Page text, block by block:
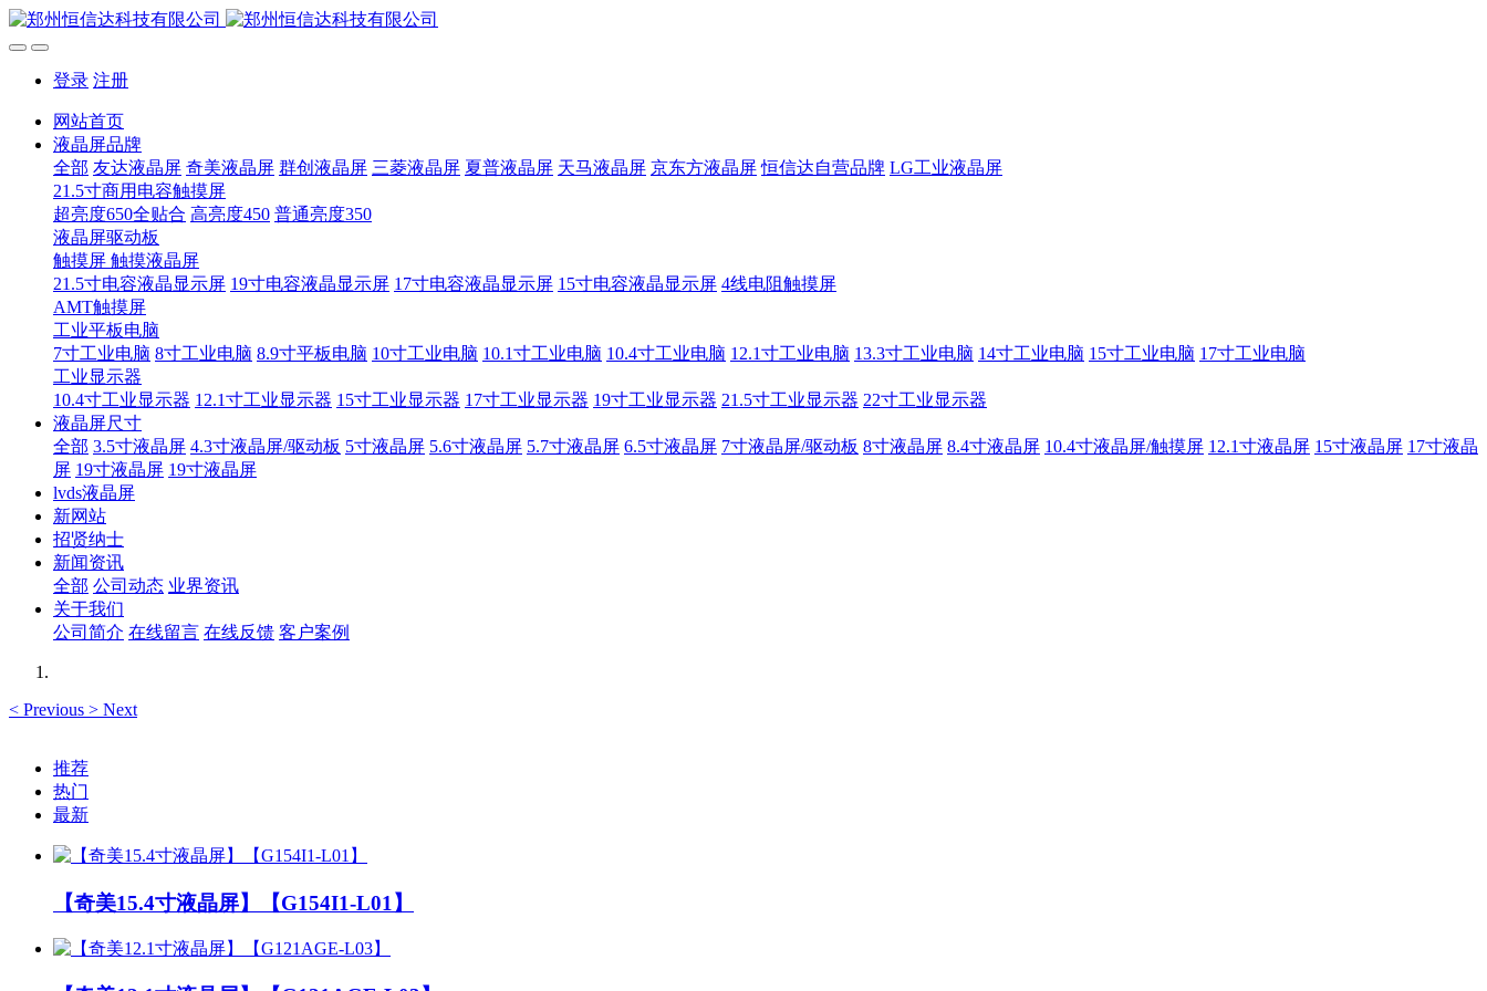
登录 注册
网站首页
液晶屏品牌
全部 友达液晶屏 奇美液晶屏 群创液晶屏 三菱液晶屏 夏普液晶屏 天马液晶屏 京东方液晶屏 恒信达自营品牌 LG工业液晶屏
21.5寸商用电容触摸屏
超亮度650全贴合 高亮度450 普通亮度350
液晶屏驱动板
触摸屏 触摸液晶屏
21.5寸电容液晶显示屏 19寸电容液晶显示屏 17寸电容液晶显示屏 15寸电容液晶显示屏 4线电阻触摸屏
AMT触摸屏
工业平板电脑
7寸工业电脑 8寸工业电脑 8.9寸平板电脑 10寸工业电脑 10.1寸工业电脑 10.4寸工业电脑 12.1寸工业电脑 13.3寸工业电脑 14寸工业电脑 15寸工业电脑 17寸工业电脑
工业显示器
10.4寸工业显示器 12.1寸工业显示器 15寸工业显示器 17寸工业显示器 19寸工业显示器 21.5寸工业显示器 22寸工业显示器
液晶屏尺寸
全部 3.5寸液晶屏 4.3寸液晶屏/驱动板 5寸液晶屏 5.6寸液晶屏 5.7寸液晶屏 6.5寸液晶屏 7寸液晶屏/驱动板 8寸液晶屏 8.4寸液晶屏 10.4寸液晶屏/触摸屏 12.1寸液晶屏 15寸液晶屏 17寸液晶
屏 19寸液晶屏 19寸液晶屏
lvds液晶屏
新网站
招贤纳士
新闻资讯
全部 公司动态 业界资讯
关于我们
公司简介 在线留言 在线反馈 客户案例
< Previous > Next
推荐
热门
最新
【奇美15.4寸液晶屏】【G154I1-L01】